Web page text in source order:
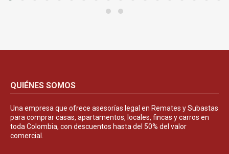
QUIÉNES SOMOS
Una empresa que ofrece asesorías legal en Remates y Subastas
para comprar casas, apartamentos, locales, fincas y carros en
toda Colombia, con descuentos hasta del 50% del valor
comercial.